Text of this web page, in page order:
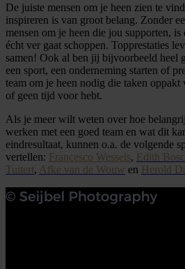
De juiste mensen om je heen zien te
inspireren is van groot belang. Zonder
mensen om je heen die jou supporten,
écht ver gaat schoppen. Topprestaties
samen! Ook al ben jij bijvoorbeeld heel
een sport, een onderneming starten of
team om je heen nodig die taken
of geen tijd voor hebt.
Als je meer wilt weten over hoe
werken met een goed team en wat dit
eindresultaat, kunnen o.a. de volgende
vertellen: Francesco Wessels, Edith
Tuitert, Afke van de Wouw en Herold